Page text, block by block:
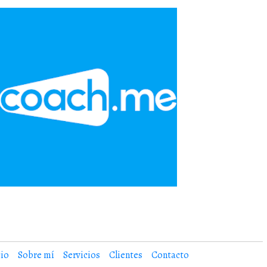
Sobre mí Servicios Clientes Contacto